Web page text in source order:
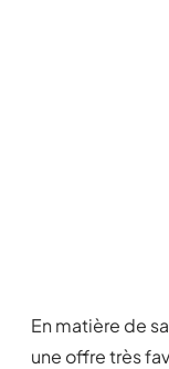
En matière de
une offre très